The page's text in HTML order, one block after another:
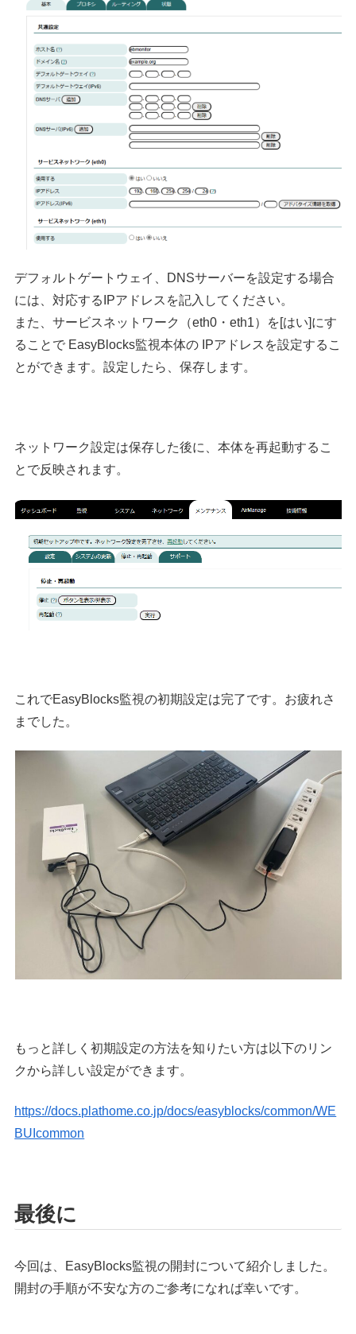
デフォルトゲートウェイ、DNSサーバーを設定する場合
には、対応するIPアドレスを記入してください。
また、サービスネットワーク（eth0・eth1）を[はい]にす
ることで EasyBlocks監視本体の IPアドレスを設定するこ
とができます。設定したら、保存します。
ネットワーク設定は保存した後に、本体を再起動するこ
とで反映されます。
これでEasyBlocks監視の初期設定は完了です。お疲れさ
までした。
もっと詳しく初期設定の方法を知りたい方は以下のリン
クから詳しい設定ができます。
https://docs.plathome.co.jp/docs/easyblocks/common/WE
BUIcommon
最後に
今回は、EasyBlocks監視の開封について紹介しました。
開封の手順が不安な方のご参考になれば幸いです。